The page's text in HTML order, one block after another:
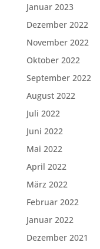
Januar 2023
Dezember 2022
November 2022
Oktober 2022
September 2022
August 2022
Juli 2022
Juni 2022
Mai 2022
April 2022
März 2022
Februar 2022
Januar 2022
Dezember 2021